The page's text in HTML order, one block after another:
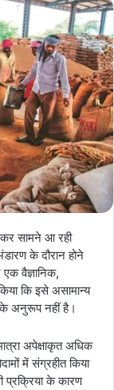
सामने आ रही
के दौरान होने
वैज्ञानिक,
कि इसे असामान्य
अनुरूप नहीं है।
अपेक्षाकृत अधिक
में संग्रहीत किया
प्रक्रिया के कारण